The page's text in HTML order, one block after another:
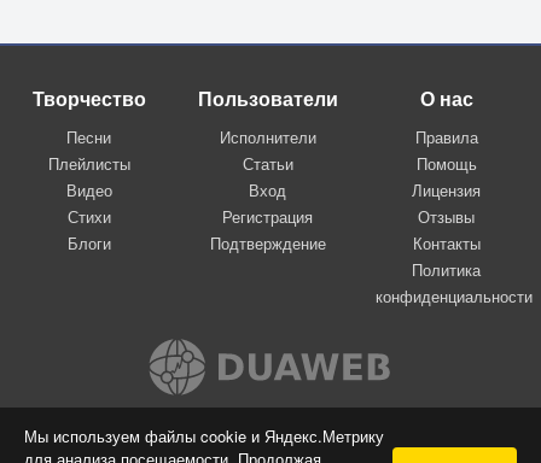
Мы используем файлы cookie и Яндекс.Метрику
Творчество
Песни
Плейлисты
Видео
Стихи
Блоги
Пользователи
Исполнители
Статьи
Вход
Регистрация
Подтверждение
О нас
Правила
Помощь
Лицензия
Отзывы
Контакты
Политика
конфиденциальности
Вконтакте